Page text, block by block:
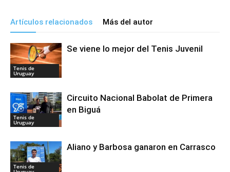
Artículos relacionados Más del autor
Tenis de
Uruguay
Se viene lo mejor del Tenis Juvenil
Tenis de
Uruguay
Circuito Nacional Babolat de Primera
en Biguá
Tenis de
Aliano y Barbosa ganaron en Carrasco